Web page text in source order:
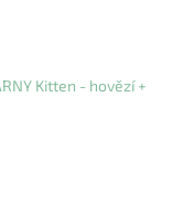
Kitten - hovězí +